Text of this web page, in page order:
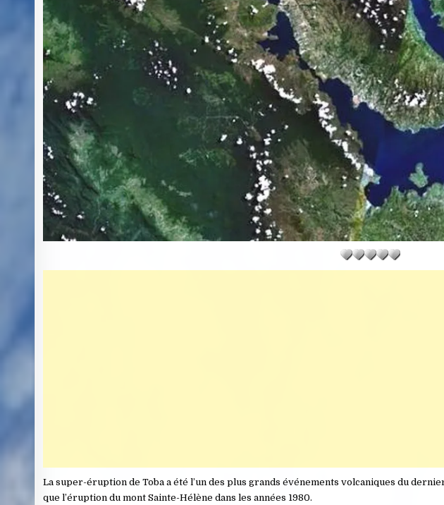
La super-éruption de Toba a été l’un des plus grands événements volcaniques du
que l’éruption du mont Sainte-Hélène dans les années 1980.